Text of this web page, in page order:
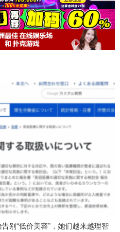
别“低价美容”，她们越来越理智